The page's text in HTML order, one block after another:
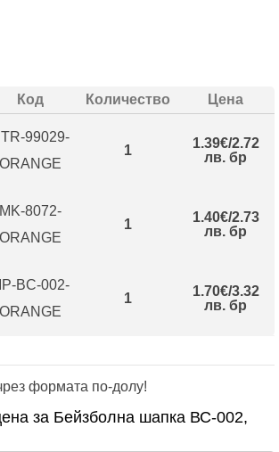
Код Количество
Цена
99029-
ORANGE
1
1.39€/2.72
лв. бр
MK-8072-
ORANGE
1
1.40€/2.73
лв. бр
BC-002-
ORANGE
1
1.70€/3.32
лв. бр
формата по-долу!
за Бейзболна шапка ВС-002,